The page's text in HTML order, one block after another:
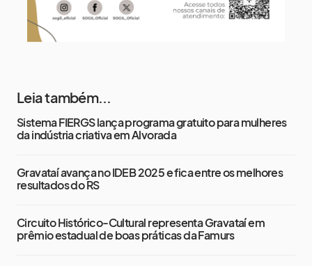
Leia também...
Sistema FIERGS lança programa gratuito para mulheres
da indústria criativa em Alvorada
Gravataí avança no IDEB 2025 e fica entre os melhores
resultados do RS
Circuito Histórico-Cultural representa Gravataí em
prêmio estadual de boas práticas da Famurs